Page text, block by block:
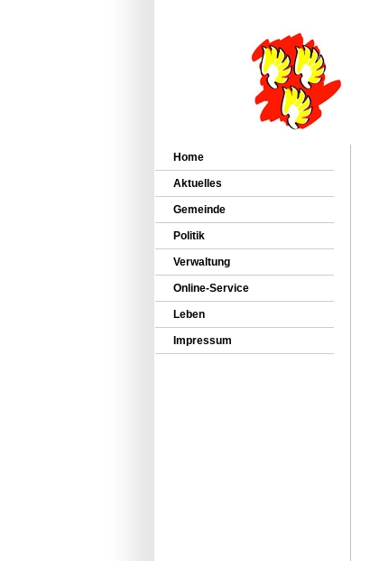
Home
Aktuelles
Gemeinde
Politik
Verwaltung
Online-Service
Leben
Impressum